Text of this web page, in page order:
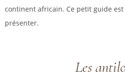
continent africain. Ce petit guide
présenter.
Les